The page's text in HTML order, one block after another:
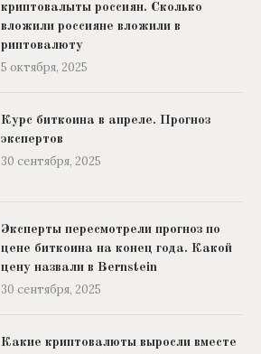
криптовалыты россиян. Сколько
вложили россияне вложили в
риптовалюту
5 октября, 2025
Курс биткоина в апреле. Прогноз
экспертов
30 сентября, 2025
Эксперты пересмотрели прогноз по
цене биткоина на конец года. Какой
цену назвали в Bernstein
30 сентября, 2025
Какие криптовалюты выросли вместе